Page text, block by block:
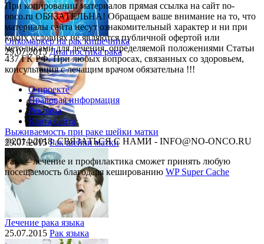
Онкомаркер на рак кишечника
29.07.2015 Диагностика рака
Выживаемость при раке шейки матки
29.07.2015 Рак шейки матки
Лечение рака языка
25.07.2015 Рак языка
При копировании материалов прямая ссылка на сайт no-
onco.ru ОБЯЗАТЕЛЬНА! Обращаем ваше внимание на то, что
материалы сайта несут ознакомительный характер и ни при
каких условиях не являются публичной офертой или
методиками для лечения, определяемой положениями Статьи
437 ГК РФ. При любых вопросах, связанных со здоровьем,
консультация с лечащим врачом обязательна !!!
О проекте
Правовая информация
Реклама
Карта сайта
©2014-2018, СВЯЗАТЬСЯ С НАМИ - INFO@NO-ONCO.RU
Рак — лечение и профилактика cможет принять любую
посещаемость благодаря кешированию WP Super Cache